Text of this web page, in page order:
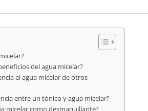
del agua micelar?
el agua micelar de otros
entre un tónico y agua micelar?
micelar como desmaquillante?